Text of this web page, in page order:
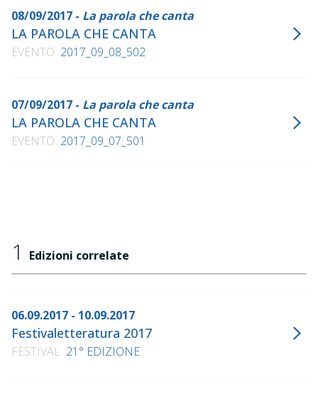
08/09/2017 - La parola che canta
LA PAROLA CHE CANTA
EVENTO 2017_09_08_502
07/09/2017 - La parola che canta
LA PAROLA CHE CANTA
EVENTO 2017_09_07_501
1 Edizioni correlate
06.09.2017 - 10.09.2017
Festivaletteratura 2017
FESTIVAL 21° EDIZIONE